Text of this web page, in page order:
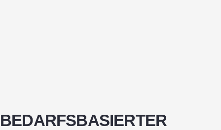
BEDARFSBASIERTER